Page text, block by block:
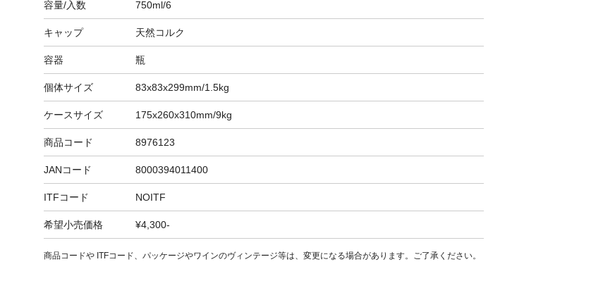
容量/入数 750ml/6
キャップ 天然コルク
容器 瓶
個体サイズ 83x83x299mm/1.5kg
ケースサイズ 175x260x310mm/9kg
商品コード 8976123
JANコード 8000394011400
ITFコード NOITF
希望小売価格 ¥4,300-
商品コードや ITFコード、パッケージやワインのヴィンテージ等は、変更になる場合があります。ご了承ください。